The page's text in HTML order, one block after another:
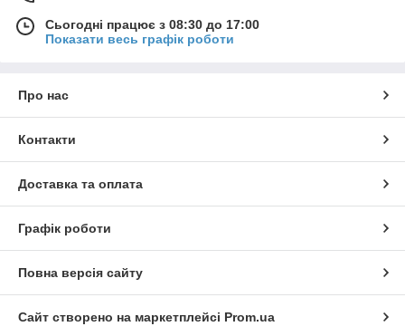
Сьогодні працює з 08:30 до 17:00
Показати весь графік роботи
Про нас
Контакти
Доставка та оплата
Графік роботи
Повна версія сайту
Сайт створено на маркетплейсі Prom.ua